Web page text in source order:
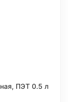
ПЭТ 0.5 л